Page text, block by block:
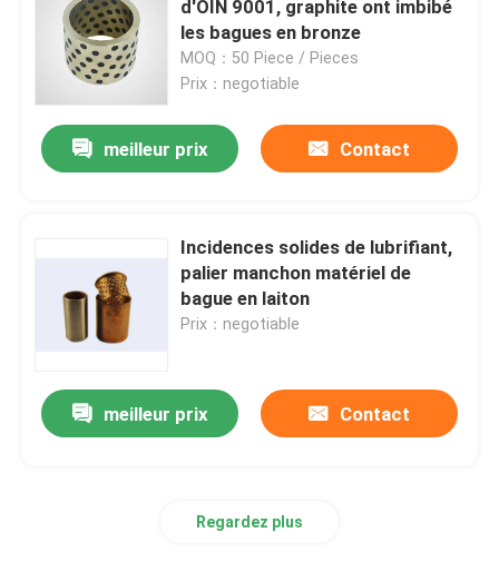
incidence simple à flasque
Incidence de plaine de métallurgie des poudres
pièces d'amortisseur
Pièces de pompe à engrenages
d'OIN 9001, graphite ont imbibé
les bagues en bronze
MOQ：50 Piece / Pieces
Prix：negotiable
meilleur prix Contact
Incidences solides de lubrifiant,
palier manchon matériel de
bague en laiton
Prix：negotiable
meilleur prix Contact
Regardez plus